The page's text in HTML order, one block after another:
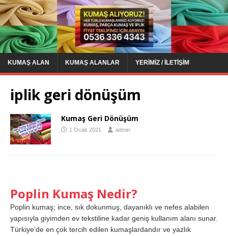
KUMAŞ ALAN KUMAŞ ALANLAR YERIMIZ / İLETIŞIM
iplik geri dönüşüm
Kumaş Geri Dönüşüm
1 Ocak 2021 admin
Poplin Kumaş Nedir?
Poplin kumaş; ince, sık dokunmuş, dayanıklı ve nefes alabilen
yapısıyla giyimden ev tekstiline kadar geniş kullanım alanı sunar.
Türkiye’de en çok tercih edilen kumaşlardandır ve yazlık